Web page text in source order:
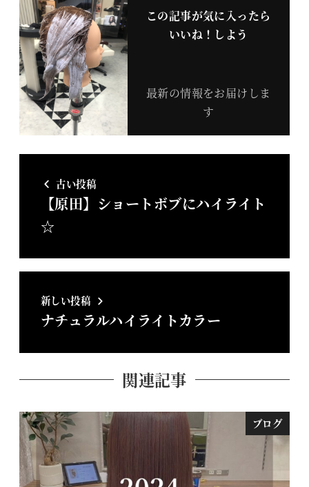
この記事が気に入ったら
いいね！しよう
最新の情報をお届けしま
す
古い投稿
【原田】ショートボブにハイライト
☆
新しい投稿
ナチュラルハイライトカラー
関連記事
ブログ